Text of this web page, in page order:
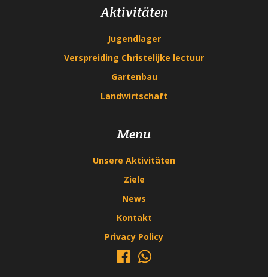
Aktivitäten
Jugendlager
Verspreiding Christelijke lectuur
Gartenbau
Landwirtschaft
Menu
Unsere Aktivitäten
Ziele
News
Kontakt
Privacy Policy